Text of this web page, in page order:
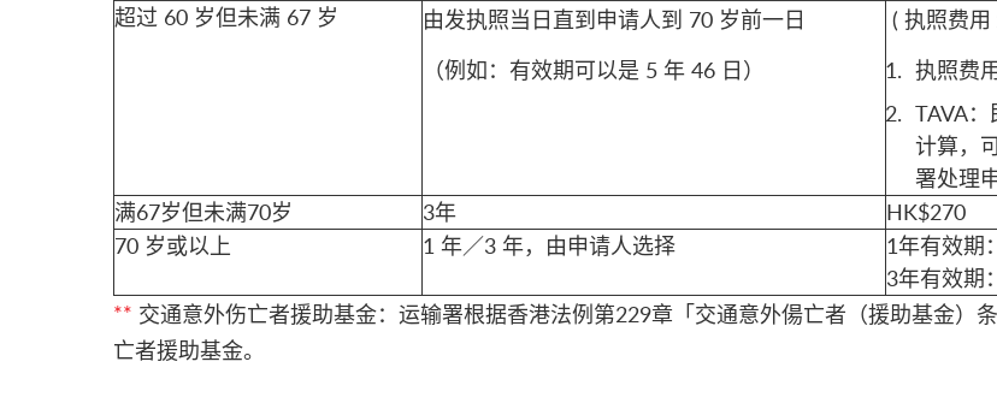
超过 60 岁但未满 67 岁
由发执照当日直到申请人到 70 岁前一日
（例如：有效期可以是 5 年 46 日）
( 执照费用
执照费
TAVA
计算，
署处理
满67岁但未满70岁
3年
HK$270
70 岁或以上
1 年／3 年，由申请人选择
1年有效期
3年有效期
** 交通意外伤亡者援助基金：运输署根据香港法例第229章「交通意外偒亡者（援助基金）
亡者援助基金。